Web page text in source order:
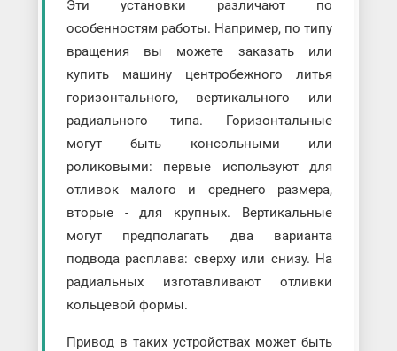
Эти установки различают по
особенностям работы. Например, по типу
вращения вы можете заказать или
купить машину центробежного литья
горизонтального, вертикального или
радиального типа. Горизонтальные
могут быть консольными или
роликовыми: первые используют для
отливок малого и среднего размера,
вторые - для крупных. Вертикальные
могут предполагать два варианта
подвода расплава: сверху или снизу. На
радиальных изготавливают отливки
кольцевой формы.
Привод в таких устройствах может быть